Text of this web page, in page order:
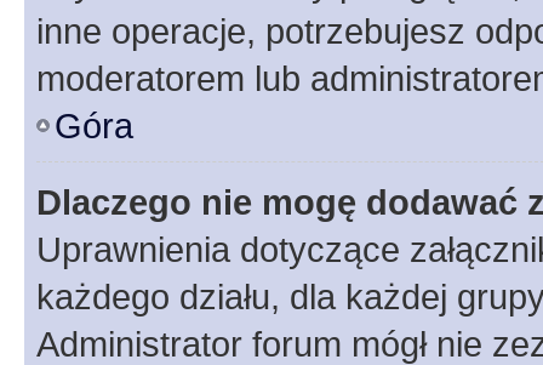
inne operacje, potrzebujesz
moderatorem lub
Góra
Dlaczego nie mogę dodawać
Uprawnienia dotyczące
każdego działu, dla każdej
Administrator forum mógł nie